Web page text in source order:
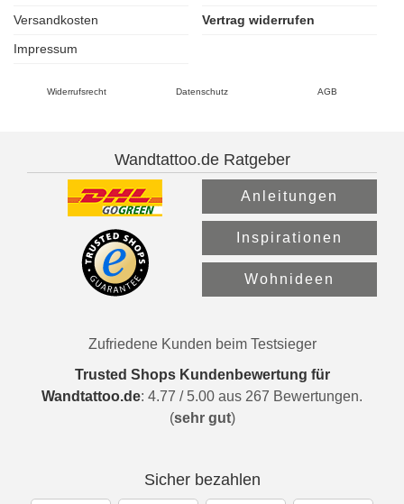
Versandkosten
Vertrag widerrufen
Impressum
Widerrufsrecht Datenschutz AGB
Wandtattoo.de Ratgeber
Anleitungen
Inspirationen
Wohnideen
Zufriedene Kunden beim Testsieger
Trusted Shops Kundenbewertung für
Wandtattoo.de: 4.77 / 5.00 aus 267 Bewertungen.
(sehr gut)
Sicher bezahlen